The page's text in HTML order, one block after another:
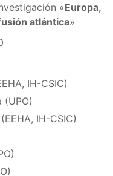
«Europa,
atlántica»
IH-CSIC)
(UPO)
IH-CSIC)